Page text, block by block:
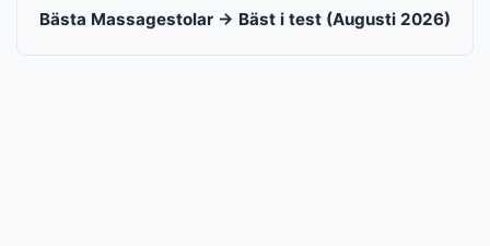
Bästa Massagestolar → Bäst i test (Augusti 2026)